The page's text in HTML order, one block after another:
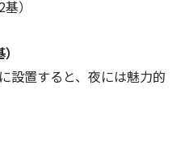
設置すると、夜には魅力的